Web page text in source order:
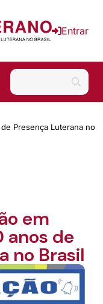
Entrar
Presença Luterana no
em
anos de
no Brasil